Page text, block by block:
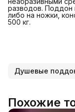
разводов. Поддон
либо на ножки,
500 кг.
Душевые
Похожие